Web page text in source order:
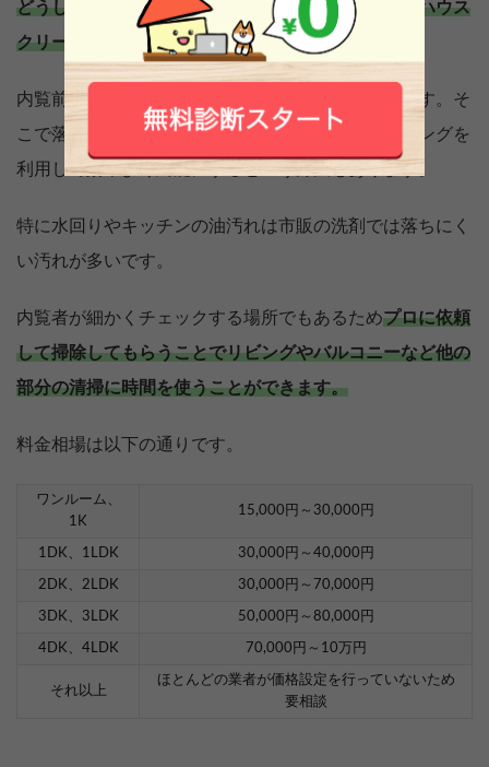
どうしても自分で綺麗にすることができない場合はハウス
クリーニングを利用することも検討しましょう。
内覧前に家中の掃除をするのは手間がかかり大変です。そ
こで落ちにくい汚れがある箇所だけハウスクリーニングを
利用して効率よく綺麗にするという方法もあります。
特に水回りやキッチンの油汚れは市販の洗剤では落ちにく
い汚れが多いです。
内覧者が細かくチェックする場所でもあるためプロに依頼
して掃除してもらうことでリビングやバルコニーなど他の
部分の清掃に時間を使うことができます。
料金相場は以下の通りです。
ワンルーム、
1K
15,000円～30,000円
1DK、1LDK 30,000円～40,000円
2DK、2LDK 30,000円～70,000円
3DK、3LDK 50,000円～80,000円
4DK、4LDK 70,000円～10万円
それ以上
ほとんどの業者が価格設定を行っていないため
要相談